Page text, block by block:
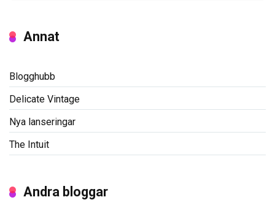
Annat
Blogghubb
Delicate Vintage
Nya lanseringar
The Intuit
Andra bloggar